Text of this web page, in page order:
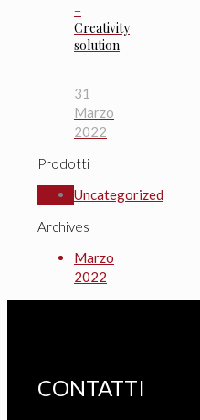
–
Creativity
solution
31
Marzo
2022
Prodotti
Uncategorized
Archives
Marzo
2022
CONTATTI